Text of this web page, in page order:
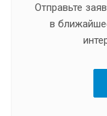
Отправьте
в